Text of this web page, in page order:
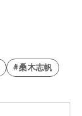
#桑木志帆